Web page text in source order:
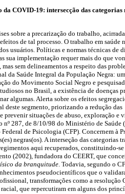
COVID-19: intersecção das categorias
sobre a precarização do trabalho,
de tal processo. O trabalho em saúde
usuários. Políticas e normas técnicas de
sua implementação requer mais do que
sem delineamentos a respeito das
da Saúde Integral da População Negra:
do Movimento Social Negro e
no Brasil, a existência de doenças
algumas. Alerta sobre os efeitos
deste segmento, priorizando a redução das
situações de abuso, exploração e
nº 287, de 8/10/98 do Ministério de Saúde
de Psicologia (CFP). Concernem à
negras(os). A interseção das categorias
aqui recuperados, constituindo-
(2002), fundadora do CEERT, que
da branquitude . Todavia, segundo o
pseudocientíficos que o
transformações como a resolução
que repercutiram em alguns dos